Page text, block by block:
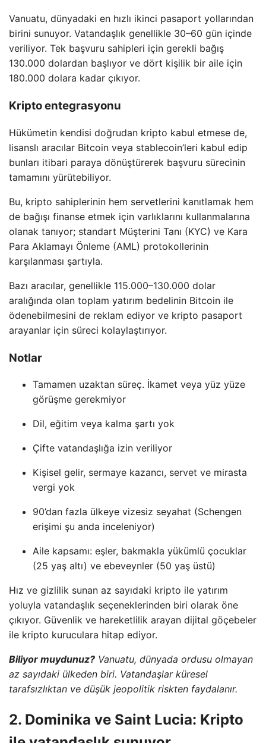
Vanuatu, dünyadaki en hızlı ikinci pasaport yollarından
birini sunuyor. Vatandaşlık genellikle 30–60 gün içinde
veriliyor. Tek başvuru sahipleri için gerekli bağış
130.000 dolardan başlıyor ve dört kişilik bir aile için
180.000 dolara kadar çıkıyor.
Kripto entegrasyonu
Hükümetin kendisi doğrudan kripto kabul etmese de,
lisanslı aracılar Bitcoin veya stablecoin’leri kabul edip
bunları itibari paraya dönüştürerek başvuru sürecinin
tamamını yürütebiliyor.
Bu, kripto sahiplerinin hem servetlerini kanıtlamak hem
de bağışı finanse etmek için varlıklarını kullanmalarına
olanak tanıyor; standart Müşterini Tanı (KYC) ve Kara
Para Aklamayı Önleme (AML) protokollerinin
karşılanması şartıyla.
Bazı aracılar, genellikle 115.000–130.000 dolar
aralığında olan toplam yatırım bedelinin Bitcoin ile
ödenebilmesini de reklam ediyor ve kripto pasaport
arayanlar için süreci kolaylaştırıyor.
Notlar
Tamamen uzaktan süreç. İkamet veya yüz yüze
görüşme gerekmiyor
Dil, eğitim veya kalma şartı yok
Çifte vatandaşlığa izin veriliyor
Kişisel gelir, sermaye kazancı, servet ve mirasta
vergi yok
90’dan fazla ülkeye vizesiz seyahat (Schengen
erişimi şu anda inceleniyor)
Aile kapsamı: eşler, bakmakla yükümlü çocuklar
(25 yaş altı) ve ebeveynler (50 yaş üstü)
Hız ve gizlilik sunan az sayıdaki kripto ile yatırım
yoluyla vatandaşlık seçeneklerinden biri olarak öne
çıkıyor. Güvenlik ve hareketlilik arayan dijital göçebeler
ile kripto kuruculara hitap ediyor.
Biliyor muydunuz? Vanuatu, dünyada ordusu olmayan
az sayıdaki ülkeden biri. Vatandaşlar küresel
tarafsızlıktan ve düşük jeopolitik riskten faydalanır.
2. Dominika ve Saint Lucia: Kripto